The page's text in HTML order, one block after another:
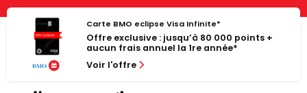
Panneau de gestion des cookies
Passer
contenu
Carte BMO eclipse Visa Infinite*
Offre exclusive : jusqu’à 80 000 points +
aucun frais annuel la 1re année*
Voir l'offre